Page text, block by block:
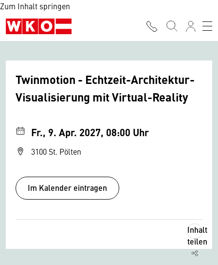
Zum Inhalt springen
Twinmotion - Echtzeit-Architektur-
Visualisierung mit Virtual-Reality
Fr., 9. Apr. 2027, 08:00 Uhr
3100 St. Pölten
Im Kalender eintragen
Inhalt
teilen